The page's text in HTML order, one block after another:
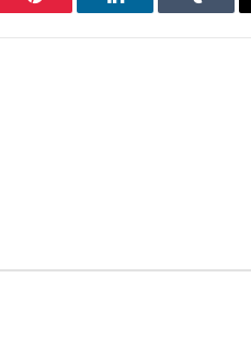
Pinterest LinkedIn